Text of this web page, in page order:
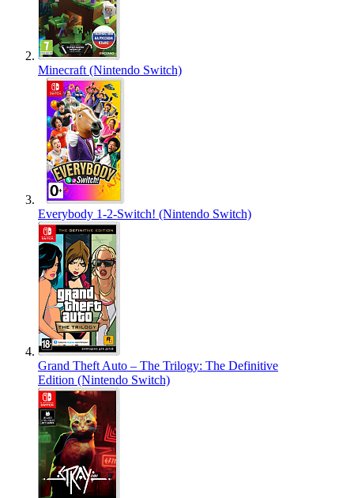
Minecraft (Nintendo Switch)
Everybody 1-2-Switch! (Nintendo Switch)
Grand Theft Auto – The Trilogy: The Definitive
Edition (Nintendo Switch)